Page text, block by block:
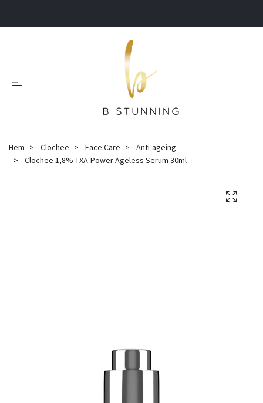
Hem Clochee Face Care
Anti-ageing
Clochee 1,8% TXA-Power Ageless Serum 30ml